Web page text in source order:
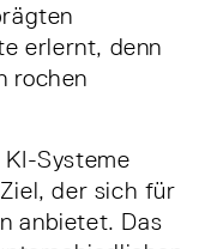
erlernt, denn
rochen
Systeme
der sich für
anbietet. Das